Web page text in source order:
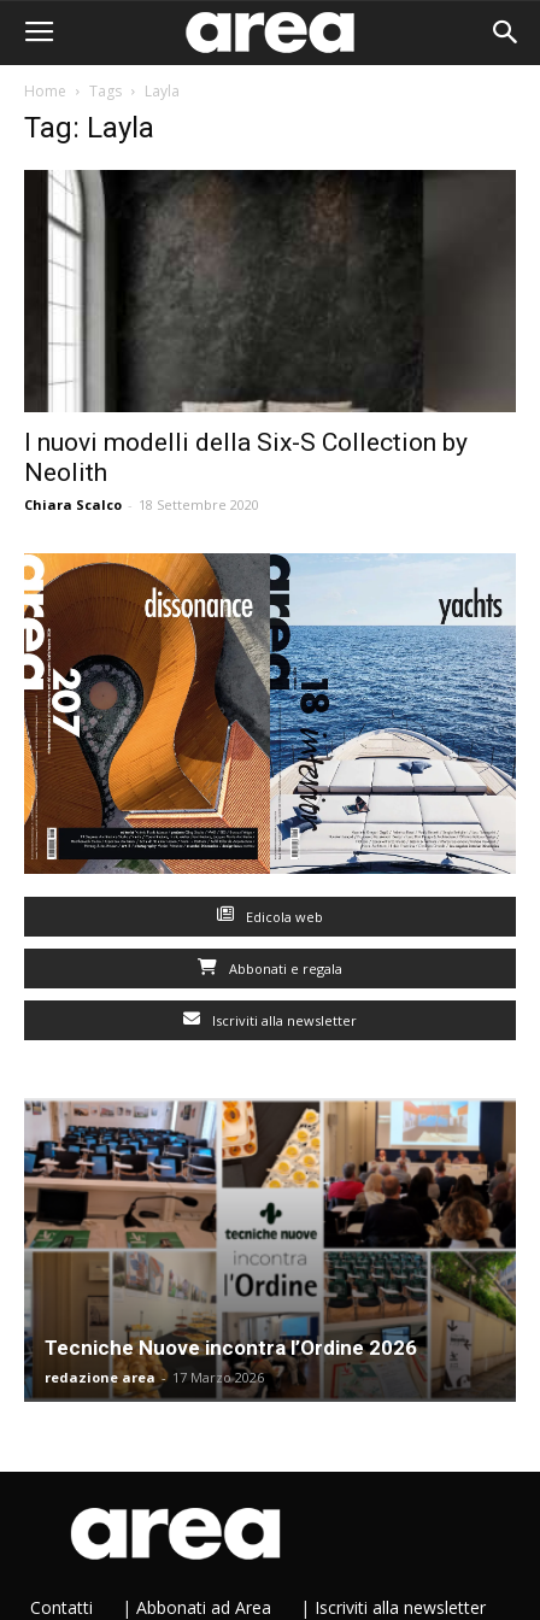
Home Tags Layla
Tag: Layla
I nuovi modelli della Six-S Collection by
Neolith
Chiara Scalco - 18 Settembre 2020
Edicola web
Abbonati e regala
Iscriviti alla newsletter
Tecniche Nuove incontra l’Ordine 2026
redazione area - 17 Marzo 2026
Contatti | Abbonati ad Area | Iscriviti alla newsletter